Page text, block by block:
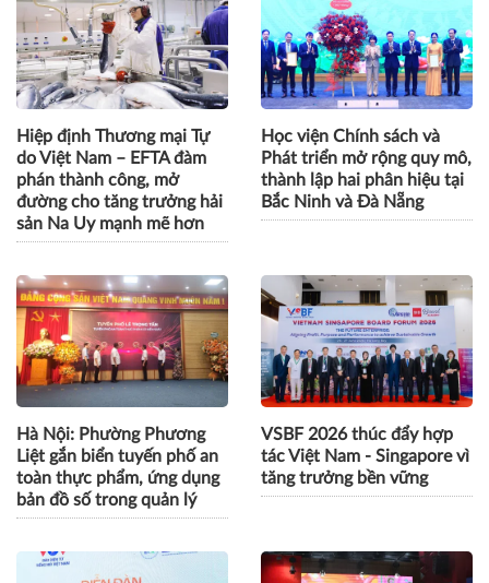
Hiệp định Thương mại Tự
do Việt Nam – EFTA đàm
phán thành công, mở
đường cho tăng trưởng hải
sản Na Uy mạnh mẽ hơn
Học viện Chính sách và
Phát triển mở rộng quy mô,
thành lập hai phân hiệu tại
Bắc Ninh và Đà Nẵng
Hà Nội: Phường Phương
Liệt gắn biển tuyến phố an
toàn thực phẩm, ứng dụng
bản đồ số trong quản lý
VSBF 2026 thúc đẩy hợp
tác Việt Nam - Singapore vì
tăng trưởng bền vững